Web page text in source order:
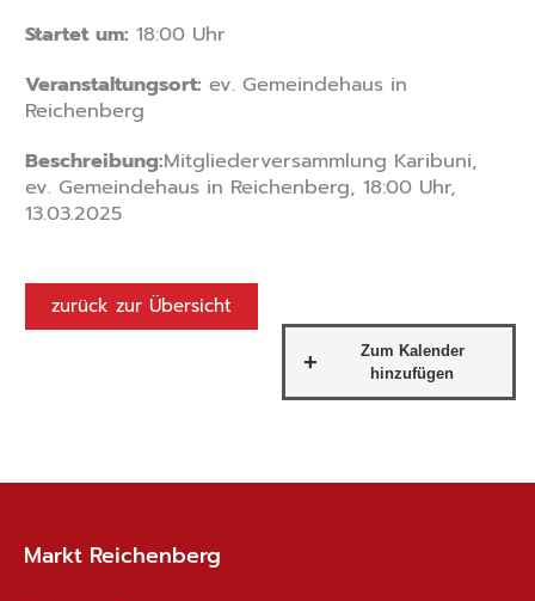
Startet um: 18:00 Uhr
Veranstaltungsort: ev. Gemeindehaus in
Reichenberg
Beschreibung:Mitgliederversammlung Karibuni,
ev. Gemeindehaus in Reichenberg, 18:00 Uhr,
13.03.2025
zurück zur Übersicht
Markt Reichenberg